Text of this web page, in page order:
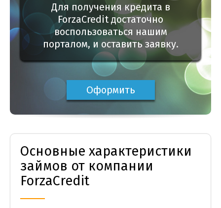
Для получения кредита в
ForzaCredit достаточно
воспользоваться нашим
порталом, и оставить заявку.
Оформить
Основные характеристики
займов от компании
ForzaCredit